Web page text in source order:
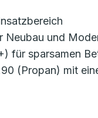
Neubau und
für sparsamen
(Propan) mit